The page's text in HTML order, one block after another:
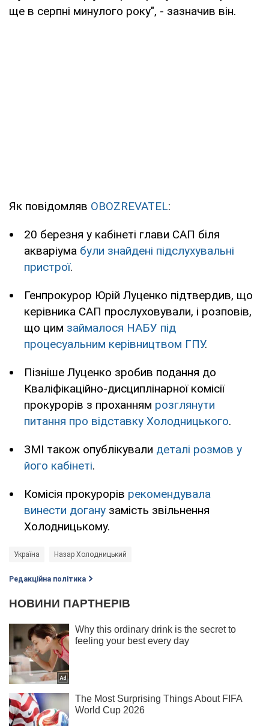
ще в серпні минулого року", - зазначив він.
Як повідомляв OBOZREVATEL:
20 березня у кабінеті глави САП біля
акваріума були знайдені підслухувальні
пристрої.
Генпрокурор Юрій Луценко підтвердив, що
керівника САП прослуховували, і розповів,
що цим займалося НАБУ під
процесуальним керівництвом ГПУ.
Пізніше Луценко зробив подання до
Кваліфікаційно-дисциплінарної комісії
прокурорів з проханням розглянути
питання про відставку Холодницького.
ЗМІ також опублікували деталі розмов у
його кабінеті.
Комісія прокурорів рекомендувала
винести догану замість звільнення
Холодницькому.
Україна Назар Холодницький
Редакційна політика